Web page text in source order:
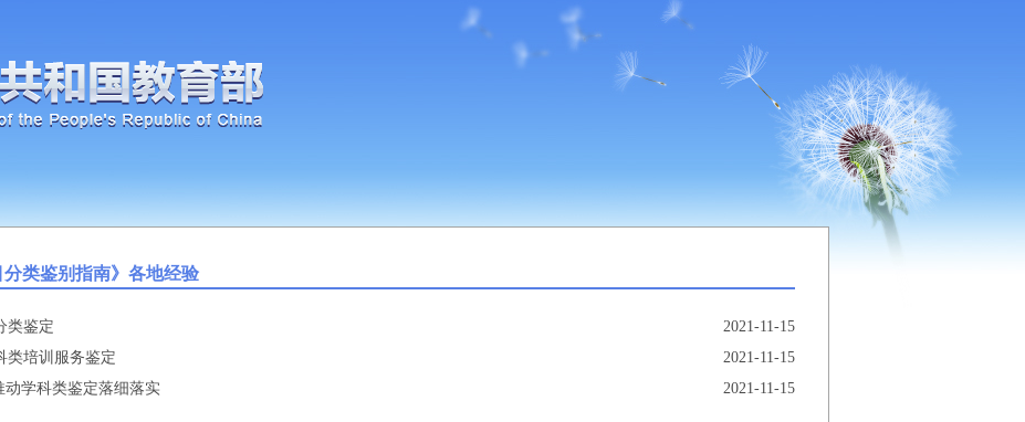
分类鉴别指南》各地经验
类鉴定
2021-11-15
类培训服务鉴定
2021-11-15
动学科类鉴定落细落实
2021-11-15